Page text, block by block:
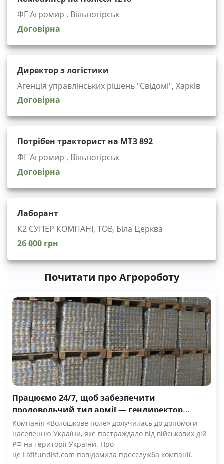
ФГ Агромир , Вільногірськ
Договірна
Директор з логістики
Агенція управлінських рішень "Cвідомі", Харків
Договірна
Потрібен тракторист на МТЗ 892
ФГ Агромир , Вільногірськ
Договірна
Лаборант
К2 СУПЕР КОМПАНІ, ТОВ, Біла Церква
26 000 грн
Почитати про Агророботу
Працюємо 24/7, щоб забезпечити
продовольчий тил армії — гендиректор
компанії Волошкове поле
Компанія «Волошкове поле» долучилась до допомоги
населенню України, яке постраждало від військових дій
РФ на території України. Про
це Latifundist.com повідомила пресслужба компанії.